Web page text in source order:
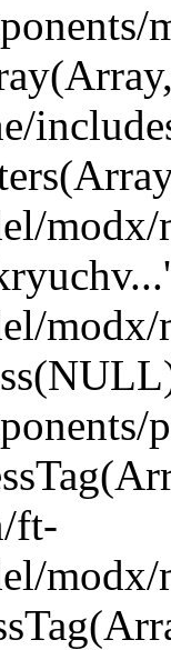
modx/
ft-
modx/